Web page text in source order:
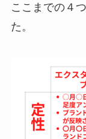
ここまでの４
た。